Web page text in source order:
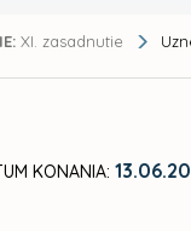
XI. zasadnutie
KONANIA: